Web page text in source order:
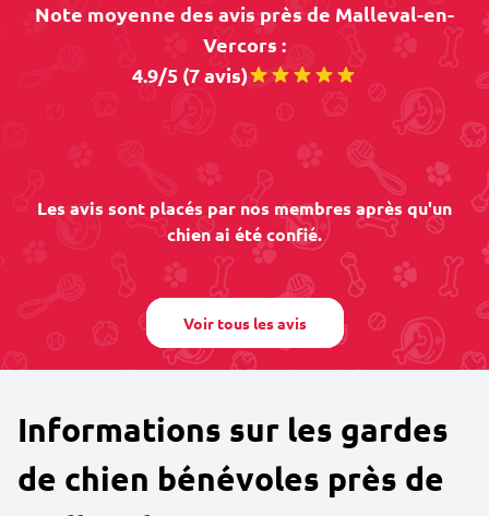
Note moyenne des avis près de Malleval-en-
Vercors :
4.9/5 (7 avis)
Les avis sont placés par nos membres après qu'un
chien ai été confié.
Voir tous les avis
Informations sur les gardes
de chien bénévoles près de